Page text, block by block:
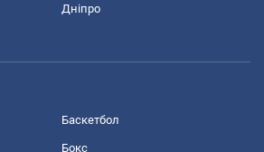
Дніпро
Баскетбол
Бокс